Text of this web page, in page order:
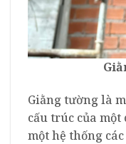
Giằng tường là
cấu trúc của
một hệ thống